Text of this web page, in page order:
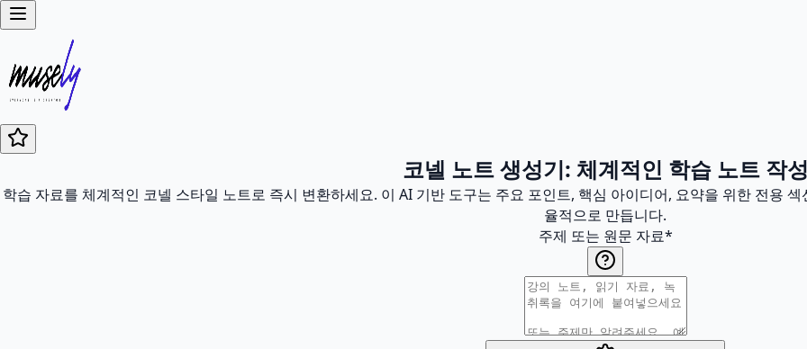
코넬 노트 생성기: 체계적인 학습 노트 작
학습 자료를 체계적인 코넬 스타일 노트로 즉시 변환하세요. 이 AI 기반 도구는 주요 포인트, 핵심 아이디어, 요약을 위한 전용
율적으로 만듭니다.
주제 또는 원문 자료*